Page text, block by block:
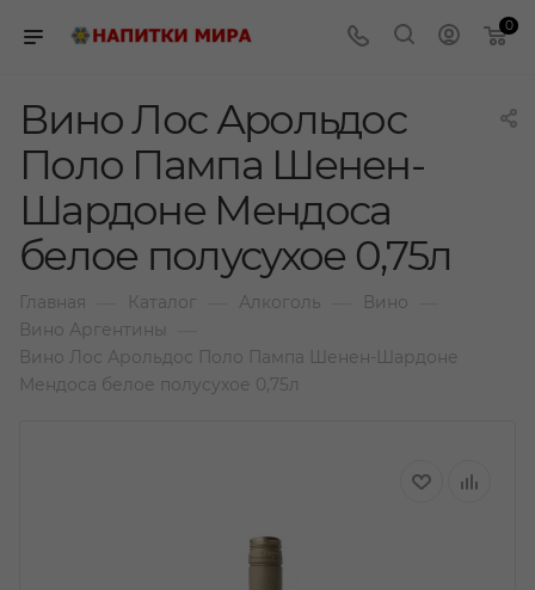
0
Вино Лос Арольдос
Поло Пампа Шенен-
Шардоне Мендоса
белое полусухое 0,75л
Главная Каталог Алкоголь Вино
Вино Аргентины
Вино Лос Арольдос Поло Пампа Шенен-Шардоне
Мендоса белое полусухое 0,75л